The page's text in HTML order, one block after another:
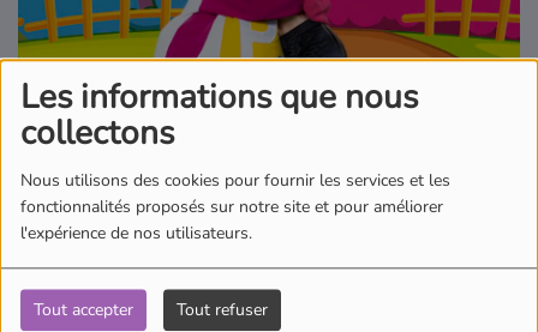
Les informations que nous
collectons
Nous utilisons des cookies pour fournir les services et les
fonctionnalités proposés sur notre site et pour améliorer
l'expérience de nos utilisateurs.
Tout accepter Tout refuser
Où écouter Radio Pitchoun ?
Pitchoun Rédac
Qui sommes-nous ?
Contact